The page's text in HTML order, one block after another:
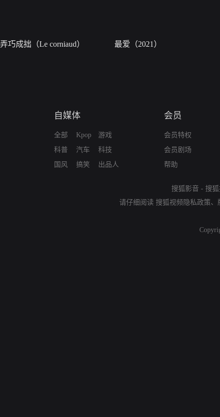
弄巧成拙（Le corniaud） 最爱（2021）
自媒体
全部
科普
国风
Kpop
汽车
搞笑
游戏
科技
出品人
会员
会员特权
会员剧场
帮助
搜狐影音 - 搜
请仔细阅读 搜狐视频隐私政策、